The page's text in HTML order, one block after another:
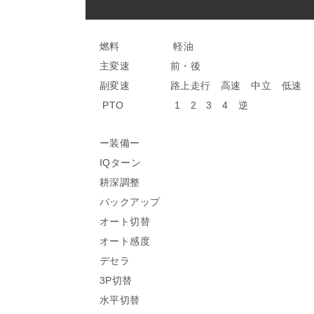
燃料 軽油
主変速 前・後
副変速 路上走行 高速 中立 低速
PTO 1 2 3 4 逆
ー装備ー
IQターン
耕深調整
バックアップ
オート切替
オート感度
デセラ
3P切替
水平切替